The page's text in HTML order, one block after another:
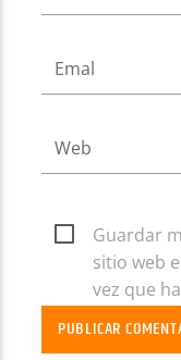
Guardar
sitio web
vez que